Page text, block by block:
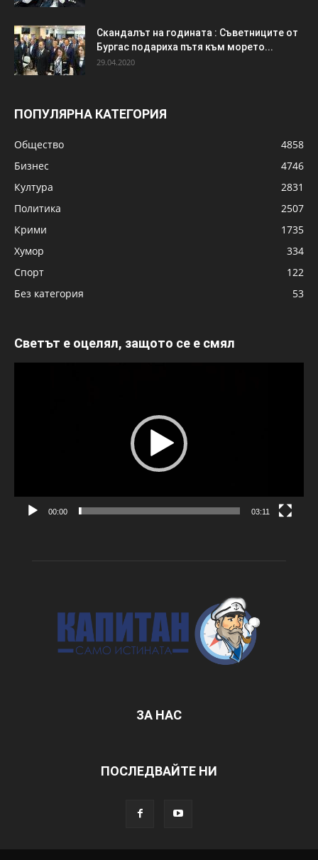
Скандалът на годината : Съветниците от
Бургас подариха пътя към морето...
29.04.2020
ПОПУЛЯРНА КАТЕГОРИЯ
Общество
4858
Бизнес
4746
Култура
2831
Политика
2507
Крими
1735
Хумор
334
Спорт
122
Без категория
53
Светът е оцелял, защото се е смял
00:00 03:11
ЗА НАС
ПОСЛЕДВАЙТЕ НИ